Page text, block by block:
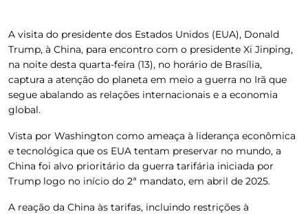
A visita do presidente dos Estados Unidos (EUA), Donald
Trump, à China, para encontro com o presidente Xi Jinping,
na noite desta quarta-feira (13), no horário de Brasília,
captura a atenção do planeta em meio a guerra no Irã que
segue abalando as relações internacionais e a economia
global.
Vista por Washington como ameaça à liderança econômica
e tecnológica que os EUA tentam preservar no mundo, a
China foi alvo prioritário da guerra tarifária iniciada por
Trump logo no início do 2ª mandato, em abril de 2025.
A reação da China às tarifas, incluindo restrições à